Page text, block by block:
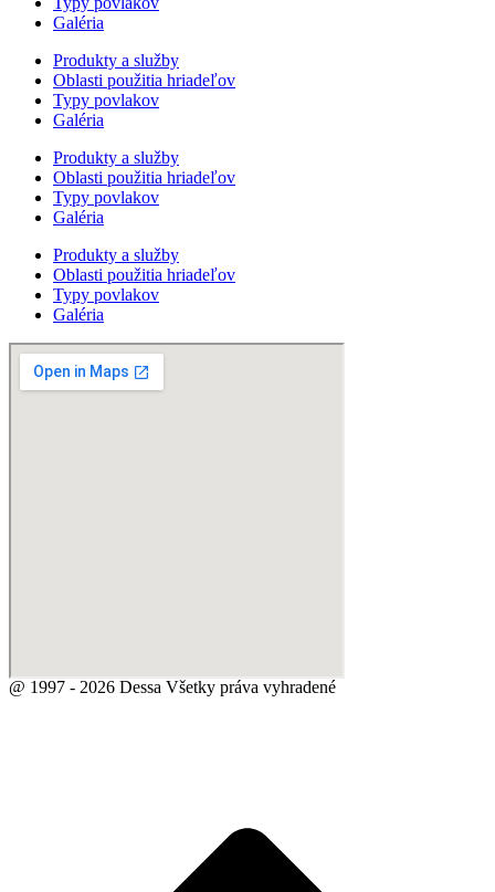
Galéria
Produkty a služby
Oblasti použitia hriadeľov
Typy povlakov
Galéria
Produkty a služby
Oblasti použitia hriadeľov
Typy povlakov
Galéria
Produkty a služby
Oblasti použitia hriadeľov
Typy povlakov
Galéria
@ 1997 - 2026 Dessa Všetky práva vyhradené